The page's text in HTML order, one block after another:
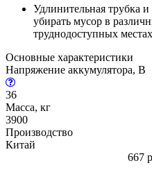
Удлинительная трубка
убирать мусор в
труднодоступных
Основные характеристики
Напряжение аккумулятора, В
36
Масса, кг
3900
Производство
Китай
667